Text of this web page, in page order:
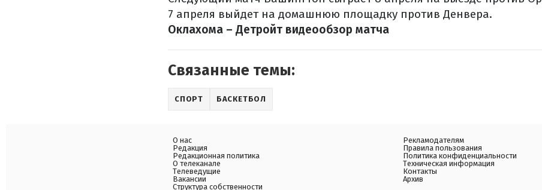
7 апреля выйдет на домашнюю площадку против Денвера.
Оклахома – Детройт видеообзор матча
Связанные темы:
СПОРТ БАСКЕТБОЛ
О нас
Редакция
Редакционная политика
О телеканале
Телеведущие
Вакансии
Структура собственности
Рекламодателям
Правила пользования
Политика конфиденциальности
Техническая информация
Контакты
Архив